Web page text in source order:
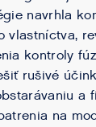
navrhla
vlastníctva,
kontroly
rušivé
a
na